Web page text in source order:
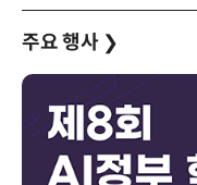
주요 행사 ❯